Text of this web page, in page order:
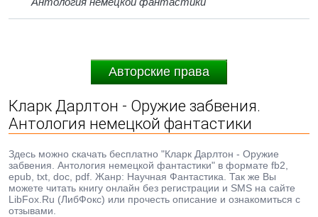
Авторские права
Кларк Дарлтон - Оружие забвения.
Антология немецкой фантастики
Здесь можно скачать бесплатно "Кларк Дарлтон - Оружие
забвения. Антология немецкой фантастики" в формате fb2,
epub, txt, doc, pdf. Жанр: Научная Фантастика. Так же Вы
можете читать книгу онлайн без регистрации и SMS на сайте
LibFox.Ru (ЛибФокс) или прочесть описание и ознакомиться с
отзывами.